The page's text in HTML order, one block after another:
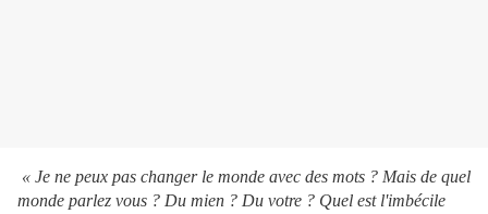
« Je ne peux pas changer le monde avec des mots ? Mais de quel
monde parlez vous ? Du mien ? Du votre ? Quel est l'imbécile